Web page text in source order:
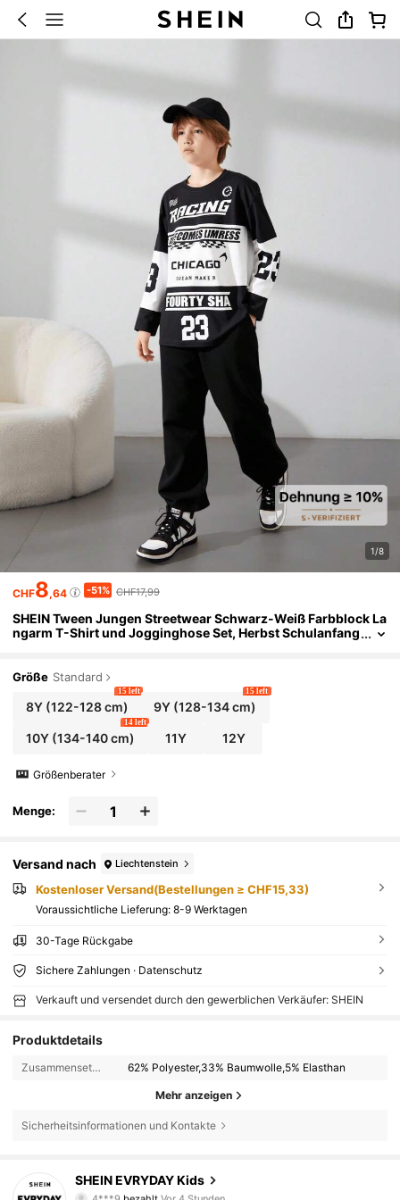
1/8
CHF8,64 -51% CHF17,99
SHEIN Tween Jungen Streetwear Schwarz-Weiß Farbblock La
ngarm T-Shirt und Jogginghose Set, Herbst Schulanfang
Größe Standard
8Y(122-128 cm)
15 left
9Y (128-134 cm)
15 left
10Y(134-140 cm)
14 left
11Y 12Y
Größenberater
Menge:
Versand nach Liechtenstein
Kostenloser Versand(Bestellungen ≥ CHF15,33)
Voraussichtliche Lieferung: 8-9 Werktagen
30-Tage Rückgabe
Sichere Zahlungen · Datenschutz
Verkauft und versendet durch den gewerblichen Verkäufer: SHEIN
Produktdetails
Zusammensetzung: 62% Polyester,33% Baumwolle,5% Elasthan
Mehr anzeigen
Sicherheitsinformationen und Kontakte
SHEIN EVRYDAY Kids
4,90
427K Follower